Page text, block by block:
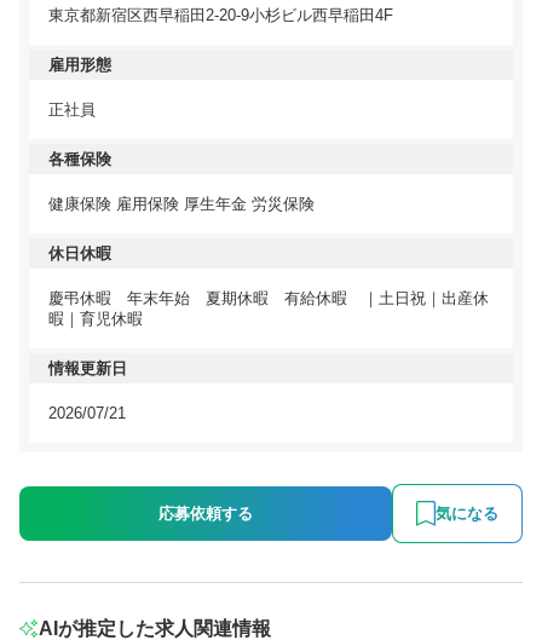
東京都新宿区西早稲田2-20-9小杉ビル西早稲田4F
雇用形態
正社員
各種保険
健康保険 雇用保険 厚生年金 労災保険
休日休暇
慶弔休暇 年末年始 夏期休暇 有給休暇 ｜土日祝｜出産休
暇｜育児休暇
情報更新日
2026/07/21
応募依頼する 気になる
AIが推定した求人関連情報